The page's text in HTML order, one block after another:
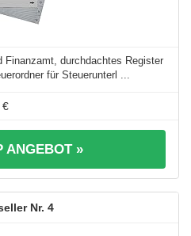
Finanzamt, durchdachtes Register
für Steuerunterl ...
€
ANGEBOT »
4